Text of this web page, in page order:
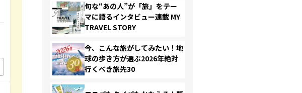
旬な“あの人”が「旅」をテー
マに語るインタビュー連載 MY
TRAVEL STORY
今、こんな旅がしてみたい！地
球の歩き方が選ぶ2026年絶対
行くべき旅先30